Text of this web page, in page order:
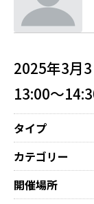
2025年3月
13:00～
タイプ
カテゴリー
開催場所